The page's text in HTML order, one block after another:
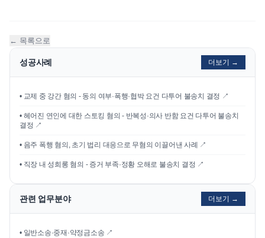
← 목록으로
성공사례 더보기 →
• 교제 중 강간 혐의 - 동의 여부·폭행·협박 요건 다투어 불송치 결정 ↗
• 헤어진 연인에 대한 스토킹 혐의 - 반복성·의사 반함 요건 다투어 불송치
결정 ↗
• 음주 폭행 혐의, 초기 법리 대응으로 무혐의 이끌어낸 사례 ↗
• 직장 내 성희롱 혐의 - 증거 부족·정황 오해로 불송치 결정 ↗
관련 업무분야 더보기 →
• 일반소송·중재·약정금소송 ↗